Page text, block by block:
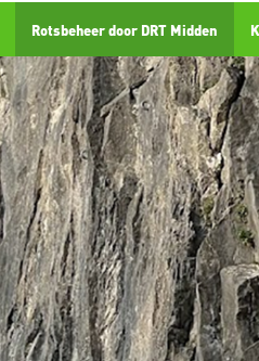
Rotsbeheer door DRT Midden